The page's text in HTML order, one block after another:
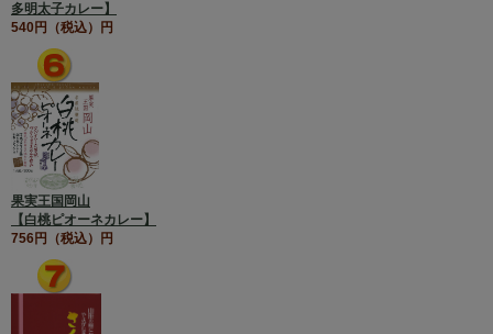
多明太子カレー】
540円（税込）円
果実王国岡山
【白桃ピオーネカレー】
756円（税込）円